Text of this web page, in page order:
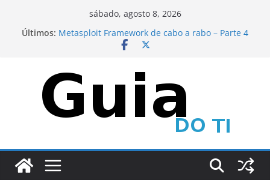
sábado, agosto 8, 2026
Últimos:
CEH – Scanning Networks – Parte 2
Metasploit Framework de cabo a rabo – Parte 4
CEH – Scanning Networks – Parte 1